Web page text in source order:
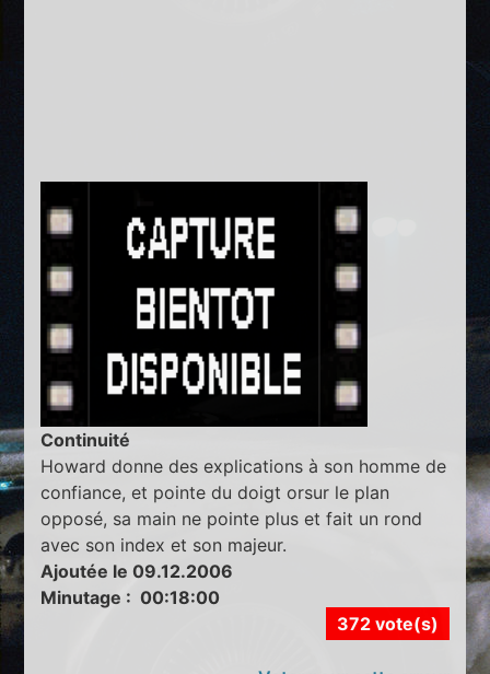
Continuité
Howard donne des explications à son homme de
confiance, et pointe du doigt orsur le plan
opposé, sa main ne pointe plus et fait un rond
avec son index et son majeur.
Ajoutée le 09.12.2006
Minutage : 00:18:00
372 vote(s)